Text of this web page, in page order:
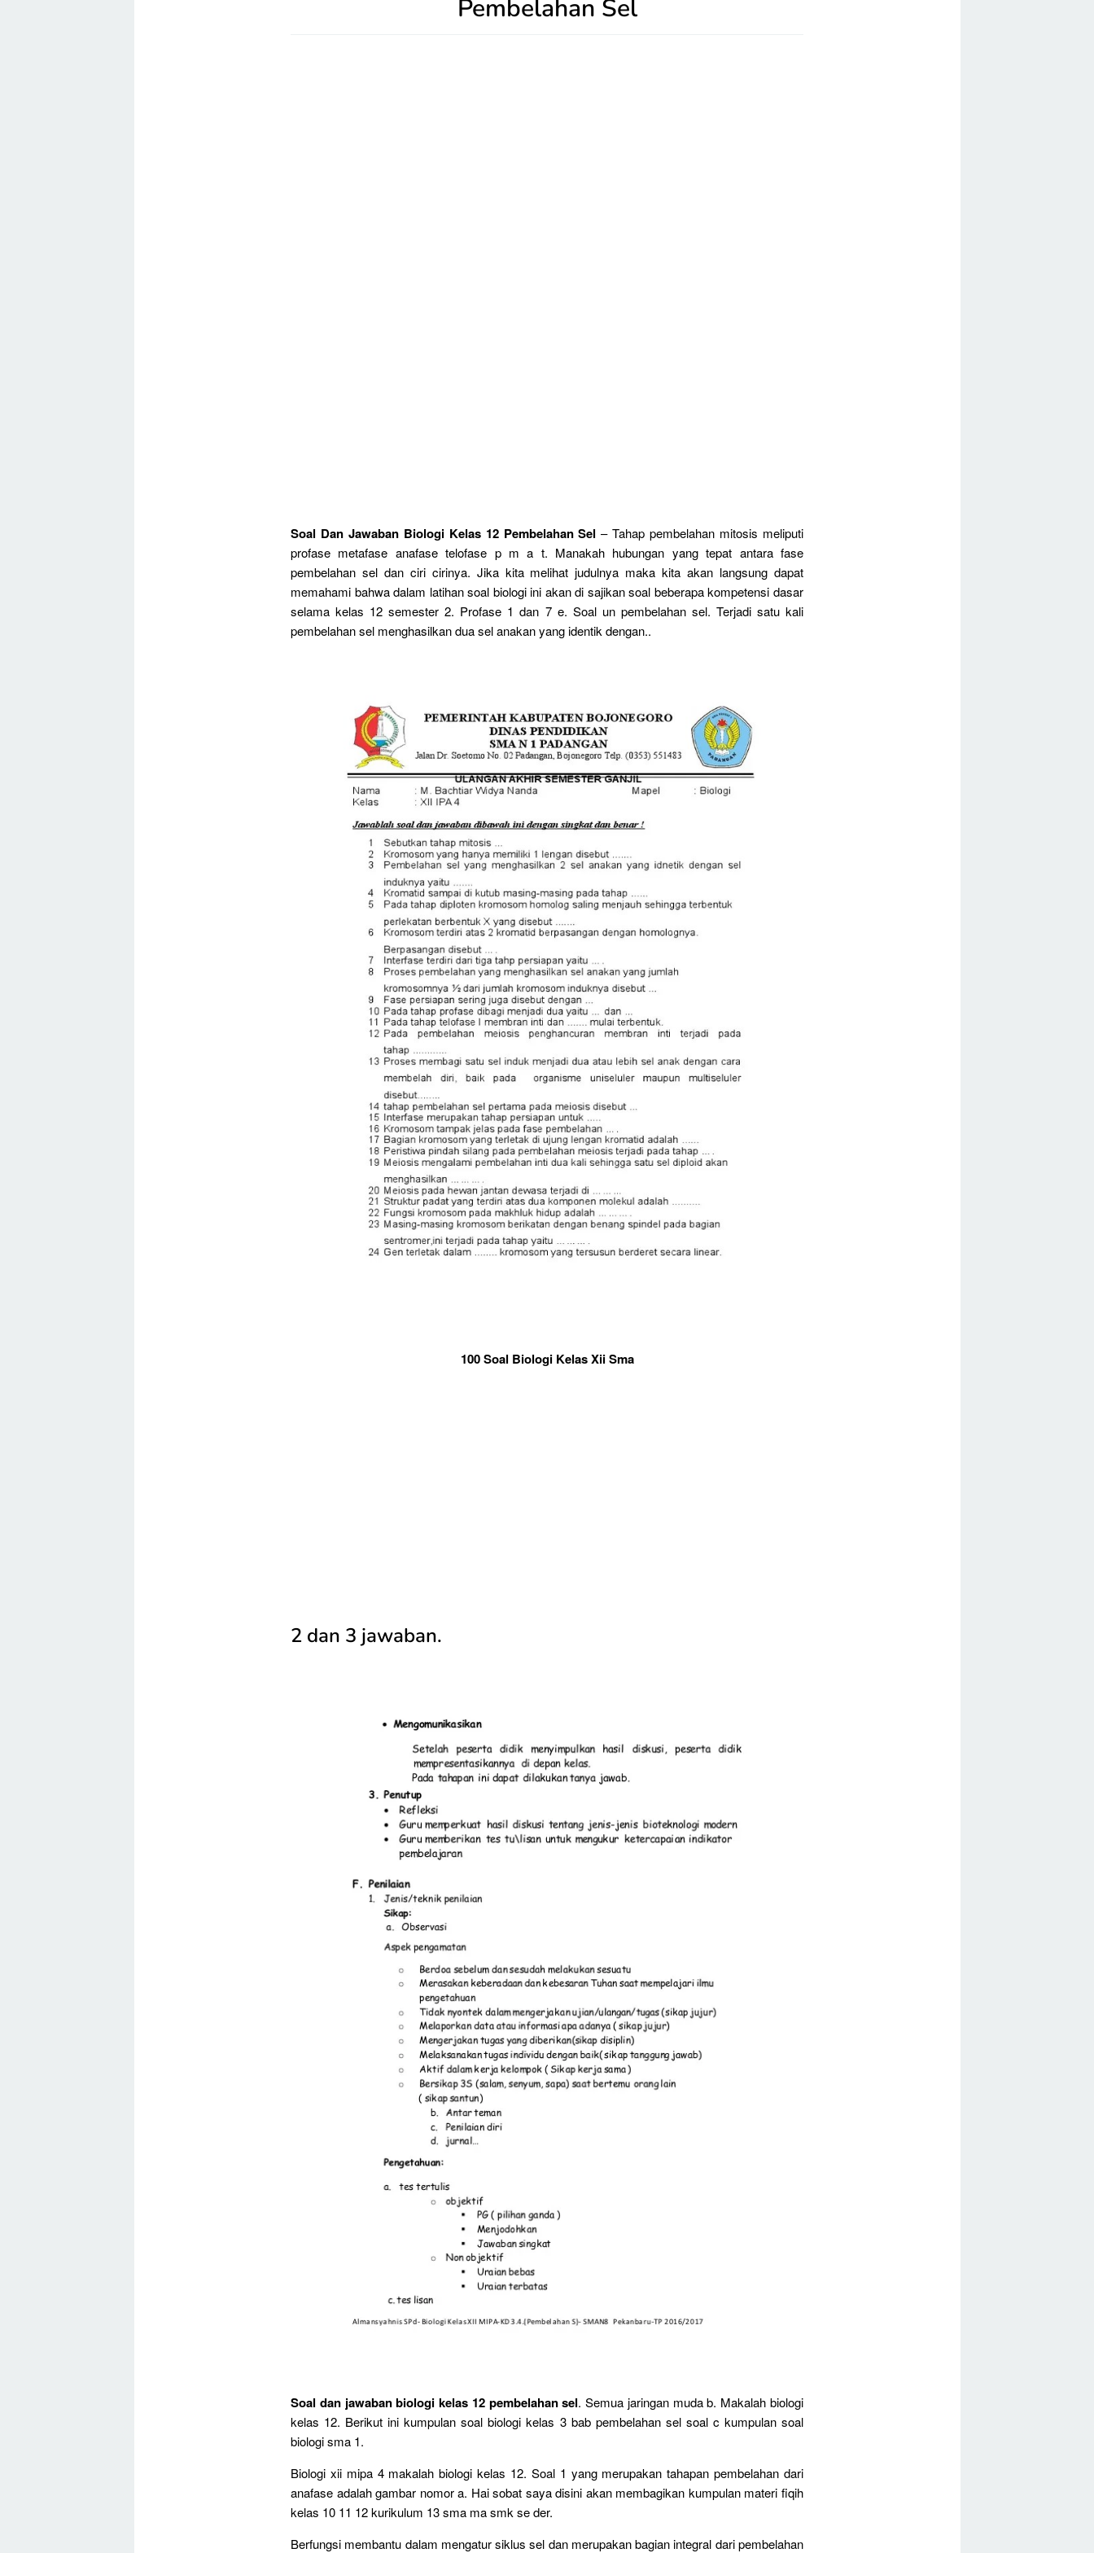
Pembelahan Sel
Soal Dan Jawaban Biologi Kelas 12 Pembelahan Sel – Tahap pembelahan mitosis meliputi
profase metafase anafase telofase p m a t. Manakah hubungan yang tepat antara fase
pembelahan sel dan ciri cirinya. Jika kita melihat judulnya maka kita akan langsung dapat
memahami bahwa dalam latihan soal biologi ini akan di sajikan soal beberapa kompetensi dasar
selama kelas 12 semester 2. Profase 1 dan 7 e. Soal un pembelahan sel. Terjadi satu kali
pembelahan sel menghasilkan dua sel anakan yang identik dengan..
100 Soal Biologi Kelas Xii Sma
2 dan 3 jawaban.
Soal dan jawaban biologi kelas 12 pembelahan sel. Semua jaringan muda b. Makalah biologi
kelas 12. Berikut ini kumpulan soal biologi kelas 3 bab pembelahan sel soal c kumpulan soal
biologi sma 1.
Biologi xii mipa 4 makalah biologi kelas 12. Soal 1 yang merupakan tahapan pembelahan dari
anafase adalah gambar nomor a. Hai sobat saya disini akan membagikan kumpulan materi fiqih
kelas 10 11 12 kurikulum 13 sma ma smk se der.
Berfungsi membantu dalam mengatur siklus sel dan merupakan bagian integral dari pembelahan